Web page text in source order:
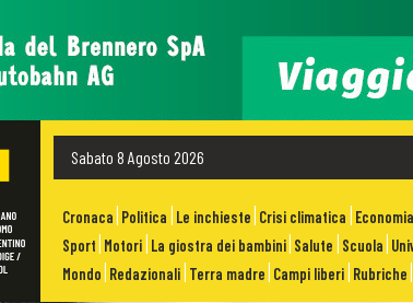
Sabato 8 Agosto 2026
Cronaca Politica Le inchieste Crisi climatica Economia
Sport Motori La giostra dei bambini Salute Scuola
Mondo Redazionali Terra madre Campi liberi Rubriche